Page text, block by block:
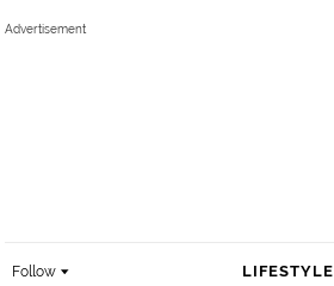
Follow LIFESTYLE